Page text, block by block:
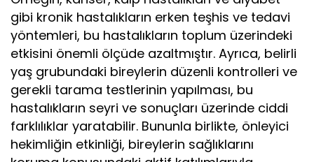
gibi kronik hastalıkların erken teşhis ve tedavi
yöntemleri, bu hastalıkların toplum üzerindeki
etkisini önemli ölçüde azaltmıştır. Ayrıca, belirli
yaş grubundaki bireylerin düzenli kontrolleri ve
gerekli tarama testlerinin yapılması, bu
hastalıkların seyri ve sonuçları üzerinde ciddi
farklılıklar yaratabilir. Bununla birlikte, önleyici
hekimliğin etkinliği, bireylerin sağlıklarını